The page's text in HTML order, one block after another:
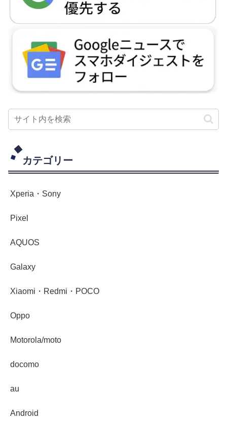
カテゴリー
Xperia・Sony
Pixel
AQUOS
Galaxy
Xiaomi・Redmi・POCO
Oppo
Motorola/moto
docomo
au
Android